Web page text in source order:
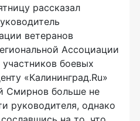
рассказал
ветеранов
Ассоциации
боевых
«Калининград.Ru»
Смирнов больше не
руководителя, однако